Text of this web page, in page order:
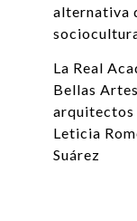
alternativa
La Real
Bellas
arquitectos
Leticia
Suárez